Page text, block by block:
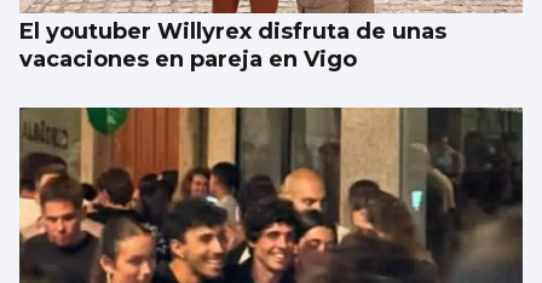
El youtuber Willyrex disfruta de unas
vacaciones en pareja en Vigo